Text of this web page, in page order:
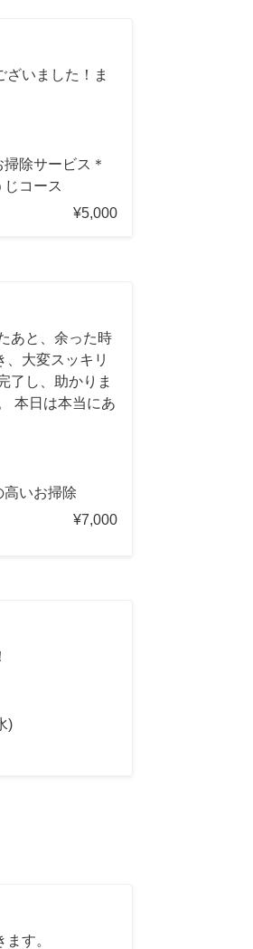
ざいました！ま
除サービス＊
じコース
¥5,000
あと、余った時
、大変スッキリ
了し、助かりま
本日は本当にあ
高いお掃除
¥7,000
)
す。